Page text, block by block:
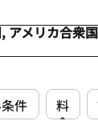
アメリカ合衆
件
料
金